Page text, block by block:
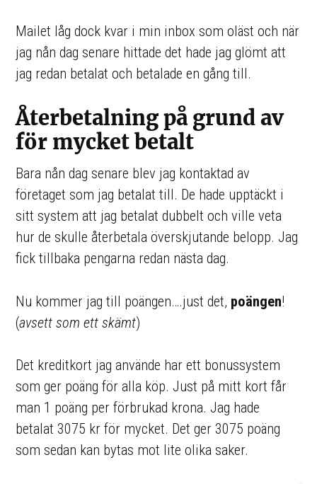
Mailet låg dock kvar i min inbox som oläst och när
jag nån dag senare hittade det hade jag glömt att
jag redan betalat och betalade en gång till.
Återbetalning på grund av
för mycket betalt
Bara nån dag senare blev jag kontaktad av
företaget som jag betalat till. De hade upptäckt i
sitt system att jag betalat dubbelt och ville veta
hur de skulle återbetala överskjutande belopp. Jag
fick tillbaka pengarna redan nästa dag.
Nu kommer jag till poängen….just det, poängen!
(avsett som ett skämt)
Det kreditkort jag använde har ett bonussystem
som ger poäng för alla köp. Just på mitt kort får
man 1 poäng per förbrukad krona. Jag hade
betalat 3075 kr för mycket. Det ger 3075 poäng
som sedan kan bytas mot lite olika saker.